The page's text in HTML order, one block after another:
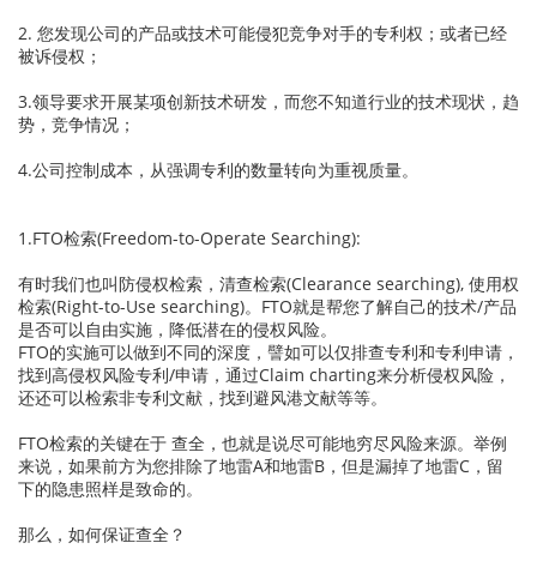
2. 您发现公司的产品或技术可能侵犯竞争对手的专利权；或者已经
被诉侵权；
3.领导要求开展某项创新技术研发，而您不知道行业的技术现状，趋
势，竞争情况；
4.公司控制成本，从强调专利的数量转向为重视质量。
1.FTO检索(Freedom-to-Operate Searching):
有时我们也叫防侵权检索，清查检索(Clearance searching), 使用权
检索(Right-to-Use searching)。FTO就是帮您了解自己的技术/产品
是否可以自由实施，降低潜在的侵权风险。
FTO的实施可以做到不同的深度，譬如可以仅排查专利和专利申请，
找到高侵权风险专利/申请，通过Claim charting来分析侵权风险，
还还可以检索非专利文献，找到避风港文献等等。
FTO检索的关键在于 查全，也就是说尽可能地穷尽风险来源。举例
来说，如果前方为您排除了地雷A和地雷B，但是漏掉了地雷C，留
下的隐患照样是致命的。
那么，如何保证查全？